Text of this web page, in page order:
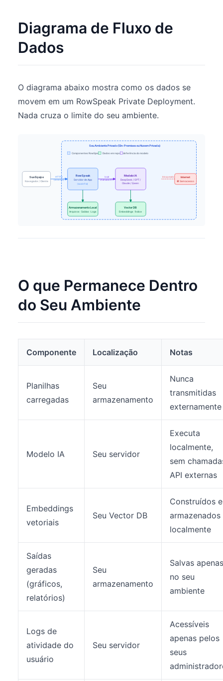
Diagrama de Fluxo de
Dados
O diagrama abaixo mostra como os dados se
movem em um RowSpeak Private Deployment.
Nada cruza o limite do seu ambiente.
Seu Ambiente Privado (On-Premises ou Nuvem Privada)
Sua Equipe
Navegador / Cliente
HTTPS
(interno)
RowSpeak
Servidor de App
(sua infra)
local
chamada API
Modelo IA
DeepSeek / GPT /
Claude / Qwen
Armazenamento Local
Arquivos · Saídas · Logs
Vector DB
Embeddings · Índice
bloqueado
Internet
🚫 Sem acesso
Componentes RowSpeak Dados em repousoInferência do modelo
O que Permanece Dentro
do Seu Ambiente
Componente Localização Notas
Planilhas
carregadas
Seu
armazenamento
Nunca
transmitidas
externamente
Modelo IA Seu servidor
Executa
localmente,
sem
API externas
Embeddings
vetoriais
Seu Vector DB
Construídos e
armazenados
localmente
Saídas
geradas
(gráficos,
relatórios)
Seu
armazenamento
Salvas apenas
no seu
ambiente
Logs de
atividade do
usuário
Seu servidor
Acessíveis
apenas pelos
seus